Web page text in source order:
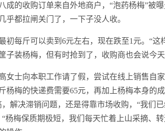
成的收购订单来自外地商户，“泡药杨梅”被
乎都拉闸关门了，一下子没人收。
初每斤可以卖到6元左右，现在跌至1元。“这
子装杨梅，但有时抢到了，收购商也会说今
女士向本职工作请了假，尝试在线上销售自
杨梅的快递费需要65元，再加上杨梅本身的
，解决滞销问题，还是得靠市场收购，“我们
杨梅保质期极短，我们每天忙着上山采摘、